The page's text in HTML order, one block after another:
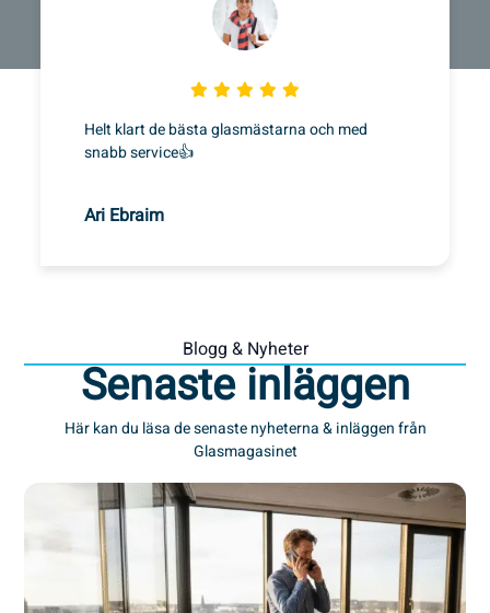
Helt klart de bästa glasmästarna och med
snabb service👍
Ari Ebraim
Blogg & Nyheter
Senaste inläggen
Här kan du läsa de senaste nyheterna & inläggen från
Glasmagasinet